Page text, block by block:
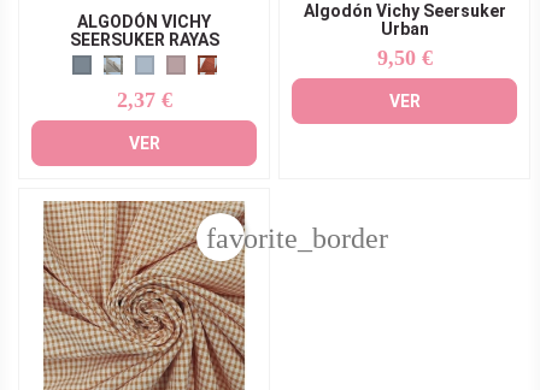
ALGODÓN VICHY
SEERSUKER RAYAS
Precio
2,37 €
VER
Algodón Vichy Seersuker
Urban
Precio
9,50 €
VER
favorite_border